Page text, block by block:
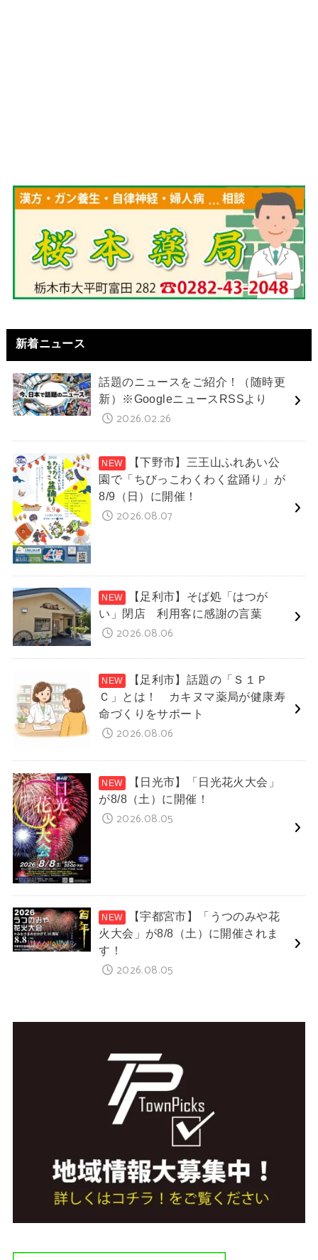
新着ニュース
話題のニュースをご紹介！（随時更
新）※GoogleニュースRSSより
2026.02.26
【下野市】三王山ふれあい公
園で「ちびっこわくわく盆踊り」が
8/9（日）に開催！
2026.08.07
【足利市】そば処「はつが
い」閉店 利用客に感謝の言葉
2026.08.06
【足利市】話題の「Ｓ１Ｐ
Ｃ」とは！ カキヌマ薬局が健康寿
命づくりをサポート
2026.08.06
【日光市】「日光花火大会」
が8/8（土）に開催！
2026.08.05
【宇都宮市】「うつのみや花
火大会」が8/8（土）に開催されま
す！
2026.08.05